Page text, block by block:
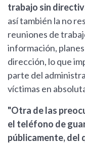
trabajo sin
así también la no
reuniones de
información,
dirección, lo que
parte del
víctimas en
"Otra de las
el teléfono de
públicamente, del